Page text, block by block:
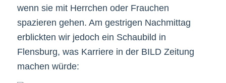
wenn sie mit Herrchen oder Frauchen
spazieren gehen. Am gestrigen Nachmittag
erblickten wir jedoch ein Schaubild in
Flensburg, was Karriere in der BILD Zeitung
machen würde: